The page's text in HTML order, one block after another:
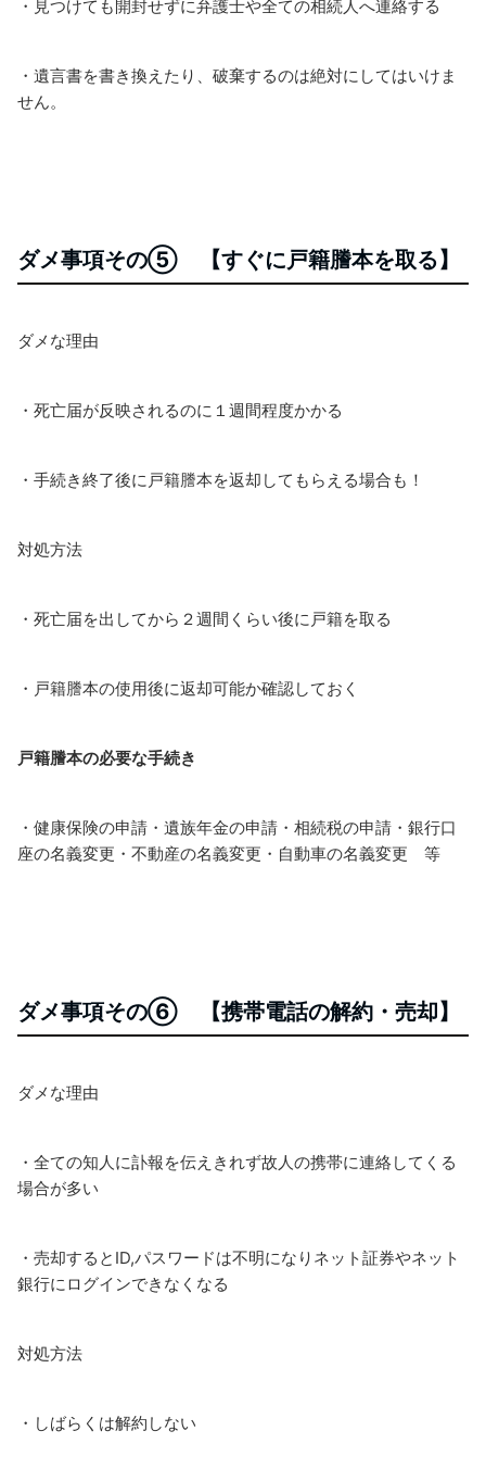
・見つけても開封せずに弁護士や全ての相続人へ連絡する
・遺言書を書き換えたり、破棄するのは絶対にしてはいけま
せん。
ダメ事項その⑤ 【すぐに戸籍謄本を取る】
ダメな理由
・死亡届が反映されるのに１週間程度かかる
・手続き終了後に戸籍謄本を返却してもらえ る場合も！
対処方法
・死亡届を出してから２週間くらい後に戸籍を取る
・戸籍謄本の使用後に返却可能か確認しておく
戸籍謄本の必要な手続き
・健康保険の申請・遺族年金の申請・相続税の申請 ・銀行口
座の名義変更・不動産の名義変更 ・自動車の名義変更 等
ダメ事項その⑥ 【携帯電話の解約・売却】
ダメな理由
・全ての知人に訃報を伝えきれず故人の携帯に連絡してくる
場合が多い
・売却するとID,パスワードは不明になり ネット証券やネット
銀行にログインできなくなる
対処方法
・しばらくは解約しない